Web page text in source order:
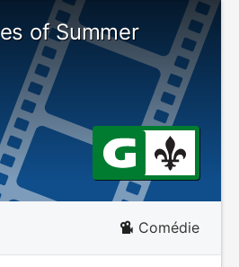
of Summer
Comédie